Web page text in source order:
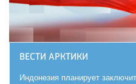
ВЕСТИ АРКТИКИ
Индонезия планирует